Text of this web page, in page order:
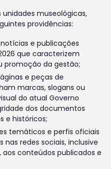
museológicas,
providências:
e publicações
que caracterizem
promoção da gestão;
e peças de
marcas, slogans ou
do atual Governo
dos documentos
e históricos;
temáticos e perfis oficiais
nas redes sociais, inclusive
conteúdos publicados e